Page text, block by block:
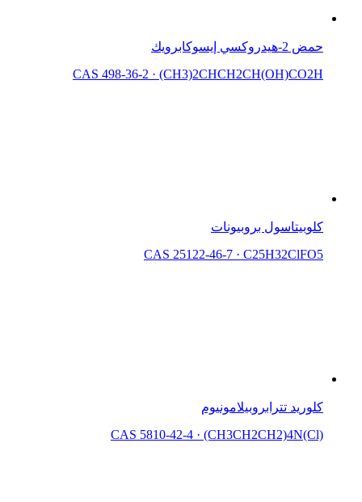
حمض 2-هيدروكسي إيسوكابرويك
CAS 498-36-2 · (CH3)2CHCH2CH(OH)CO2H
كلوبيتاسول بروبيونات
CAS 25122-46-7 · C25H32ClFO5
كلوريد تترابروبيلامونيوم
CAS 5810-42-4 · (CH3CH2CH2)4N(Cl)